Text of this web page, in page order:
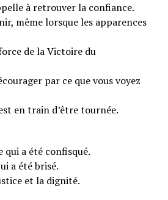
à retrouver la confiance.
même lorsque les apparences
de la Victoire du
par ce que vous voyez
en train d’être tournée.
qui a été confisqué.
a été brisé.
et la dignité.